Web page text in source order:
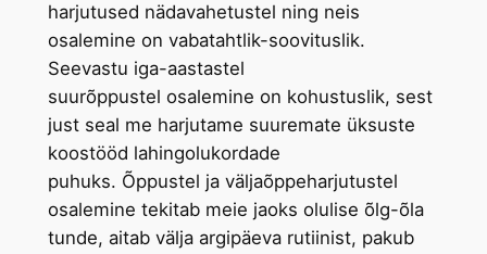
harjutused nädavahetustel ning neis
osalemine on vabatahtlik-soovituslik.
Seevastu iga-aastastel
suurõppustel osalemine on kohustuslik, sest
just seal me harjutame suuremate üksuste
koostööd lahingolukordade
puhuks. Õppustel ja väljaõppeharjutustel
osalemine tekitab meie jaoks olulise õlg-õla
tunde, aitab välja argipäeva rutiinist, pakub